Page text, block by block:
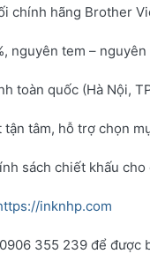
chính hãng Brother
nguyên tem – nguyên
toàn quốc (Hà Nội,
tận tâm, hỗ trợ chọn
sách chiết khấu
inknhp.com
355 239 để được